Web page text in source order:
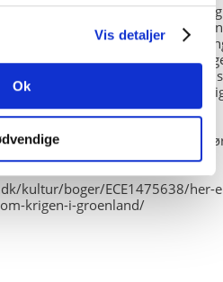
Vis detaljer
Ok
som medlem. Marius Jensens
Museum i Dresden
af Friedrich Littmanns
med giveren og Franz
Arktisk Instituts ledelse i
til studie- og
et link til en presseartikel
Slædepatrulje:
kultur/boger/ECE1475638/her-
krigen-i-groenland/